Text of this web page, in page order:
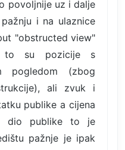
povoljnije uz i dalje
i na ulaznice
"obstructed view"
su pozicije s
pogledom (zbog
ali zvuk i
publike a cijena
dio publike to je
pažnje je ipak